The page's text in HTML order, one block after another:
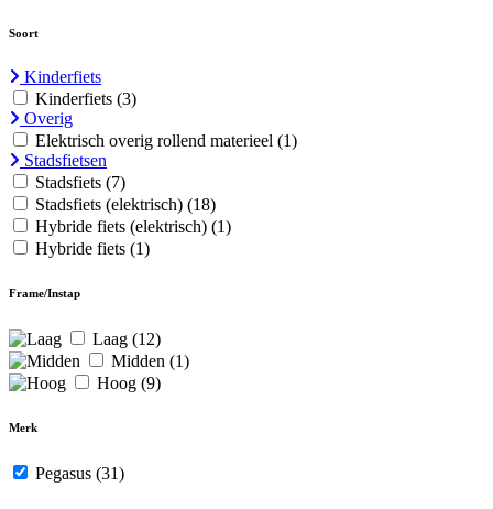
Soort
Kinderfiets
Kinderfiets (3)
Overig
Elektrisch overig rollend materieel (1)
Stadsfietsen
Stadsfiets (7)
Stadsfiets (elektrisch) (18)
Hybride fiets (elektrisch) (1)
Hybride fiets (1)
Frame/Instap
Laag (12)
Midden (1)
Hoog (9)
Merk
Pegasus (31)